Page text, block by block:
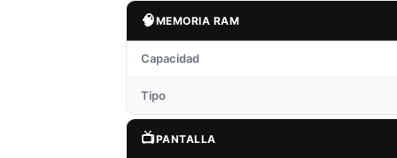
🧠MEMORIA RAM
Capacidad
Tipo
📺PANTALLA